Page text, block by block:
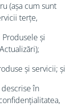
(așa cum sunt
terțe,
și
și servicii; şi
descrise în